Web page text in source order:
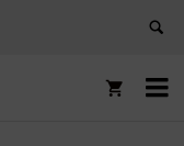

